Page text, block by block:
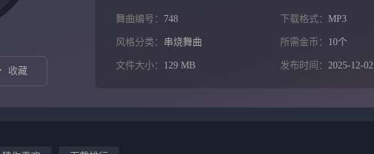
收藏
舞曲编号： 748 下载格式： MP3
风格分类： 串烧舞曲 所需金币： 10个
文件大小： 129 MB 发布时间： 2025-12-02